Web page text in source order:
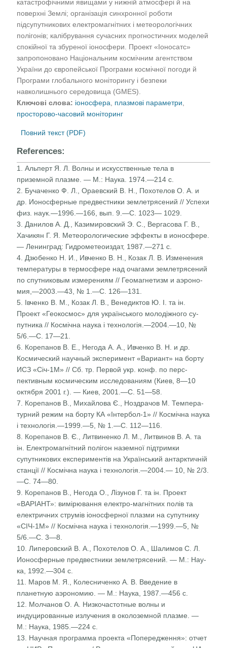
катастрофічними явищами у нижній атмосфері й на
поверхні Землі; організація синхронної роботи
підсупутникових електромагнітних і метеорологічних
полігонів; калібрування сучасних прогностичних моделей
спокійної та збуреної іоносфери. Проект «Іоносатс»
запропоновано Національним космічним агентством
України до європейської Програми космічної погоди й
Програми глобального моніторингу і безпеки
навколишнього середовища (GMES).
Ключові слова: іоносфера плазмові параметри
просторово-часовий моніторинг
Повний текст (PDF)
References:
1. Альперт Я. Л. Волны и искусственные тела в
приземной плазме. — М.: Наука. 1974.—214 с.
2. Бучаченко Ф. Л., Ораевский В. Н., Похотелов О. А. и
др. Ионосферные предвестники землетрясений // Успехи
физ. наук.—1996.—166, вып. 9.—С. 1023— 1029.
3. Данилов А. Д., Казимировский Э. С., Вергасова Г. В.,
Хачикян Г. Я. Метеорологические эффекты в ионосфере.
— Ленинград: Гидрометеоиздат, 1987.—271 с.
4. Дзюбенко Н. И., Ивченко В. Н., Козак Л. В. Изменения
температуры в термосфере над очагами землетрясений
по спутниковым измерениям // Геомагнетизм и аэроно­
мия,—2003.—43, № 1.—С. 126—131.
5. Івченко В. М., Козак Л. В., Венедиктов Ю. І. та ін.
Проект «Геокосмос» для українського молодіжного су­
путника // Космічна наука і технологія.—2004.—10, №
5/6.—С. 17—21.
6. Корепанов В. Е., Негода А. А., Ивченко В. Н. и др.
Космический научный эксперимент «Вариант» на борту
ИСЗ «Січ-1M» // Сб. тр. Первой укр. конф. по перс­
пективным космическим исследованиям (Киев, 8—10
октября 2001 г.). — Киев, 2001.—С. 51—58.
7. Корепанов В., Михайлова Є., Ноздрачов М. Темпера­
турний режим на борту КА «Інтербол-1» // Космічна наука
і технологія.—1999.—5, № 1.—С. 112—116.
8. Корепанов В. Є., Литвиненко Л. М., Литвинов В. А. та
ін. Електромагнітний полігон наземної підтримки
супутникових експериментів на Український антарк­тичній
станції // Космічна наука і технологія.—2004.— 10, № 2/3.
—С. 74—80.
9. Корепанов В., Негода О., Лізунов Г. та ін. Проект
«ВАРІАНТ»: вимірювання електро-магнітних полів та
електричних струмів іоносферної плазми на супутнику
«СІЧ-1М» // Космічна наука і технологія.—1999.—5, №
5/6.—С. 3—8.
10. Липеровский В. А., Похотелов О. А., Шалимов С. Л.
Ионосферные предвестники землетрясений. — М.: Нау­
ка, 1992.—304 с.
11. Маров М. Я., Колесниченко А. В. Введение в
планетную аэрономию. — М.: Наука, 1987.—456 с.
12. Молчанов О. А. Низкочастотные волны и
индуцирован­ные излучения в околоземной плазме. —
М.: Наука, 1985.—224 с.
13. Научная программа проекта «Попередження»: отчет